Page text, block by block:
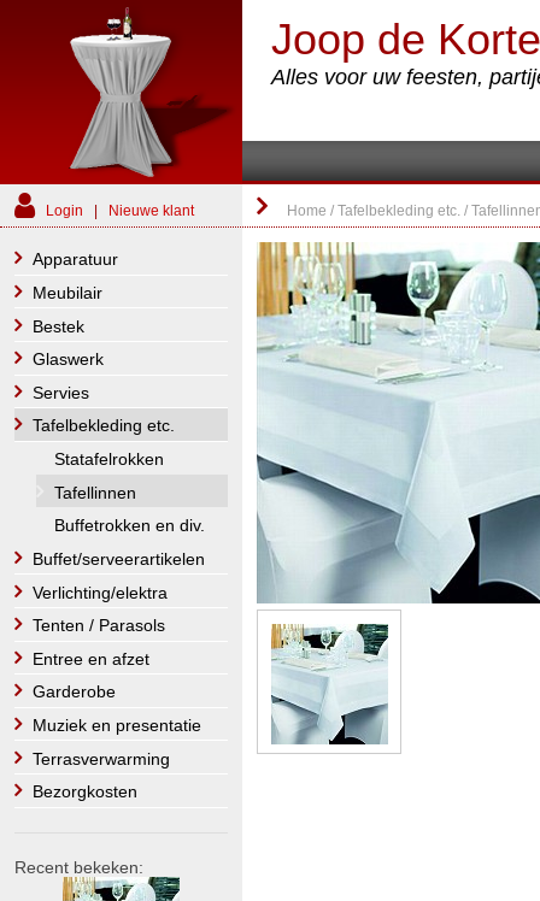
Joop de
Alles voor uw feesten,
Login Nieuwe klant Home /Tafelbekleding etc. /
Apparatuur
Meubilair
Bestek
Glaswerk
Servies
Tafelbekleding etc.
Statafelrokken
Tafellinnen
Buffetrokken en div.
Buffet/serveerartikelen
Verlichting/elektra
Tenten / Parasols
Entree en afzet
Garderobe
Muziek en presentatie
Terrasverwarming
Bezorgkosten
Recent bekeken: